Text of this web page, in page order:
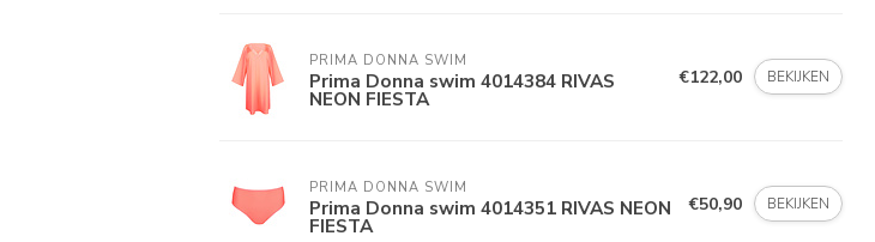
PRIMA DONNA SWIM
Prima Donna swim 4014384 RIVAS
NEON FIESTA
€122,00 BEKIJKEN
PRIMA DONNA SWIM
Prima Donna swim 4014351 RIVAS NEON
FIESTA
€50,90 BEKIJKEN